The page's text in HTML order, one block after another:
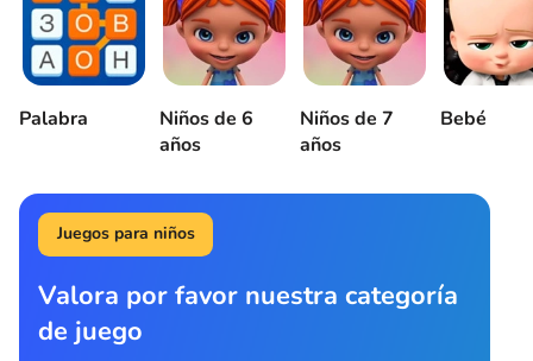
Palabra
Niños de 6
años
Niños de 7
años
Bebé
Juegos para niños
Valora por favor nuestra categoría
de juego